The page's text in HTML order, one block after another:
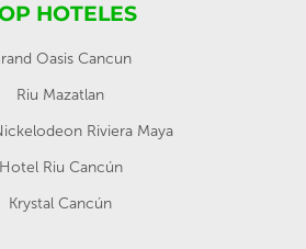
HOTELES
Oasis Cancun
Riu Mazatlan
Riviera Maya
Hotel Riu Cancún
Krystal Cancún